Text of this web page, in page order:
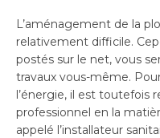
L’aménagement de la
relativement difficile.
postés sur le net, vous
travaux vous-même.
l’énergie, il est toutefois
professionnel en la
appelé l’installateur